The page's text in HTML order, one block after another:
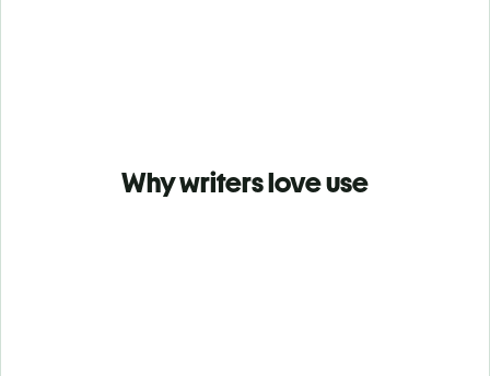
Why writers love use